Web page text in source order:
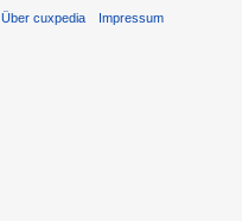
Über cuxpedia Impressum